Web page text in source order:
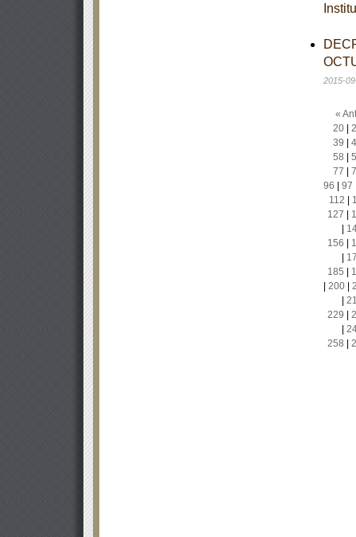
2015-
«
20|
39
58
77
96
97
112
127
156
185
200|
229
258